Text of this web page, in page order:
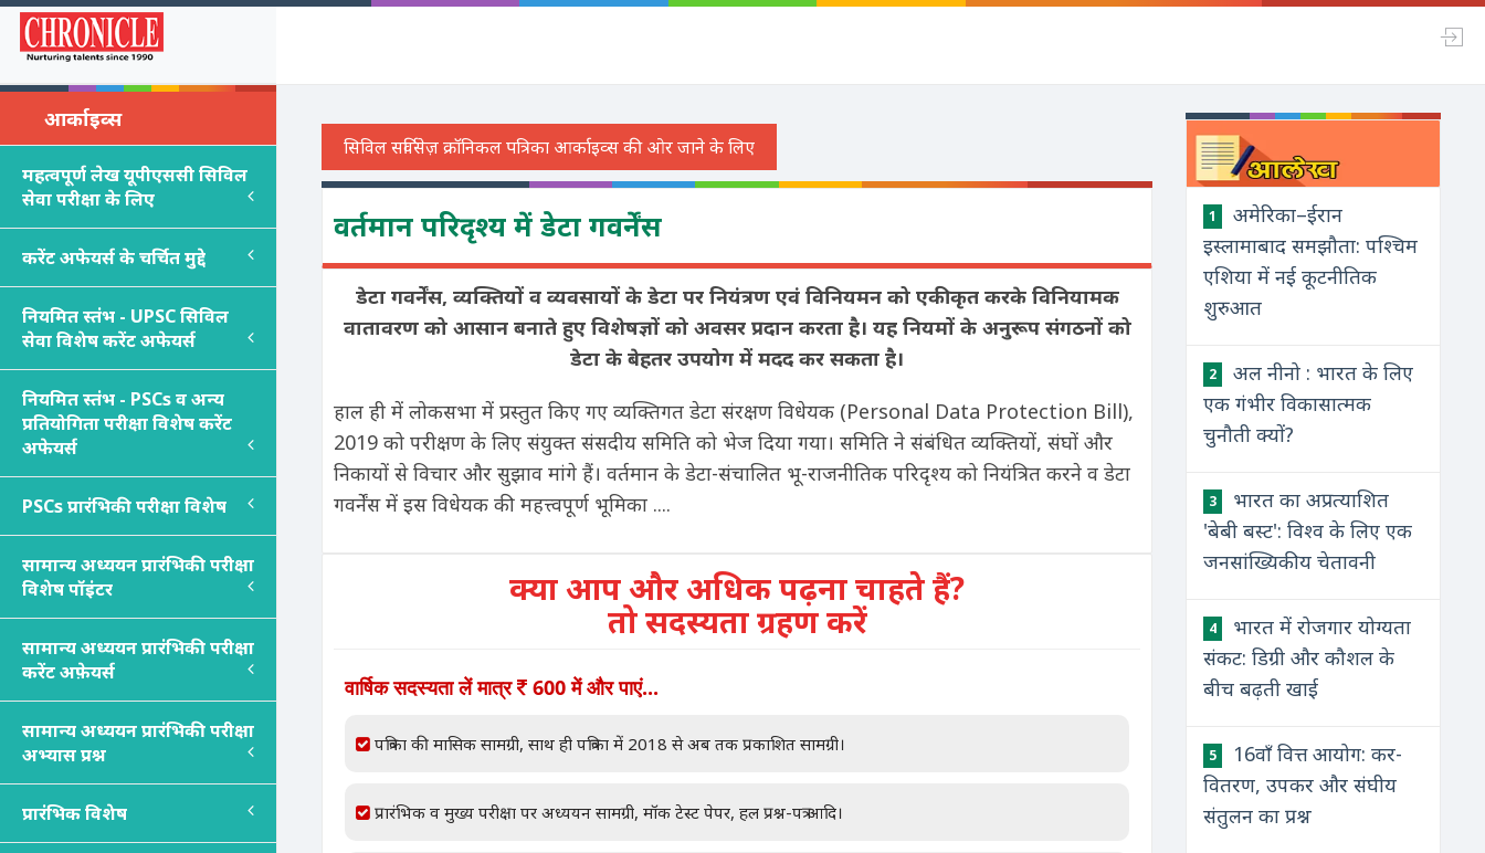
आर्काइव्स
महत्वपूर्ण लेख यूपीएससी सिविल
सेवा परीक्षा के लिए
करेंट अफेयर्स के चर्चित मुद्दे
नियमित स्तंभ - UPSC सिविल
सेवा विशेष करेंट अफेयर्स
नियमित स्तंभ - PSCsव अन्य
प्रतियोगिता परीक्षा विशेष करेंट
अफेयर्स
PSCsप्रारंभिकी परीक्षा विशेष
सामान्य अध्ययन प्रारंभिकी परीक्षा
विशेष पॉइंटर
सामान्य अध्ययन प्रारंभिकी परीक्षा
करेंट अफ़ेयर्स
सामान्य अध्ययन प्रारंभिकी परीक्षा
अभ्यास प्रश्न
प्रारंभिक विशेष
वर्तमान परिदृश्य में डेटा गवर्नेंस
डेटा गवर्नेंस, व्यक्तियों व व्यवसायों के डेटा पर नियंत्रण एवं विनियमन को एकीकृत करके विनियामक
वातावरण को आसान बनाते हुए विशेषज्ञों को अवसर प्रदान करता है। यह नियमों के अनुरूप संगठनों को
डेटा के बेहतर उपयोग में मदद कर सकता है।
हाल ही में लोकसभा में प्रस्तुत किए गए व्यक्तिगत डेटा संरक्षण विधेयक (Personal Data Protection Bill),
2019 को परीक्षण के लिए संयुक्त संसदीय समिति को भेज दिया गया। समिति ने संबंधित व्यक्तियों, संघों और
निकायों से विचार और सुझाव मांगे हैं। वर्तमान के डेटा-संचालित भू-राजनीतिक परिदृश्य को नियंत्रित करने व डेटा
गवर्नेंस में इस विधेयक की महत्त्वपूर्ण भूमिका ....
क्या आप और अधिक पढ़ना चाहते हैं?
तो सदस्यता ग्रहण करें
वार्षिक सदस्यता लें मात्र 600 में और पाएं...
पत्रिका की मासिक सामग्री, साथ ही पत्रिका में 2018 से अब तक प्रकाशित सामग्री।
प्रारंभिक व मुख्य परीक्षा पर अध्ययन सामग्री, मॉक टेस्ट पेपर, हल प्रश्न-पत्र आदि।
1
अमेरिका–ईरान
इस्लामाबाद समझौता: पश्चिम
एशिया में नई कूटनीतिक
शुरुआत
2
अल नीनो : भारत के लिए
एक गंभीर विकासात्मक
चुनौती क्यों?
3
भारत का अप्रत्याशित
'बेबी बस्ट': विश्व के लिए एक
जनसांख्यिकीय चेतावनी
4
भारत में रोजगार योग्यता
संकट: डिग्री और कौशल के
बीच बढ़ती खाई
5
16वाँ वित्त आयोग: कर-
वितरण, उपकर और संघीय
संतुलन का प्रश्न